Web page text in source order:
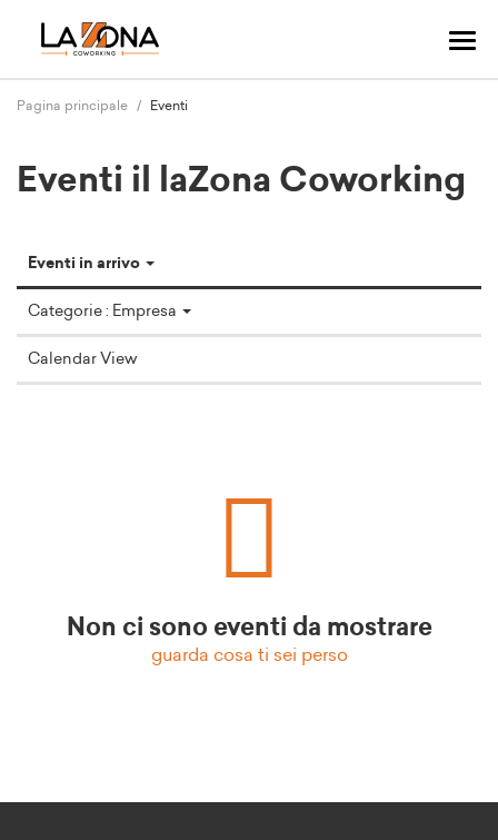
Pagina principale Eventi
Eventi il laZona Coworking
Eventi in arrivo
Categorie : Empresa
Calendar View
Non ci sono eventi da mostrare
guarda cosa ti sei perso